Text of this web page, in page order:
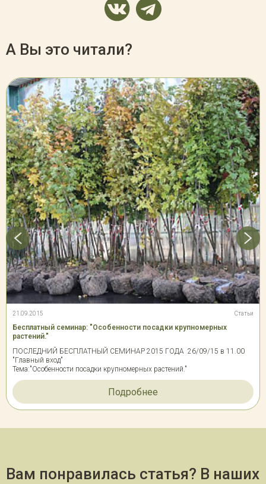
А Вы это читали?
21.09.2015 Статьи
Бесплатный семинар: "Особенности посадки крупномерных
растений."
ПОСЛЕДНИЙ БЕСПЛАТНЫЙ СЕМИНАР 2015 ГОДА 26/09/15 в 11.00
"Главный вход"
Тема:"Особенности посадки крупномерных растений."
Подробнее
Вам понравилась статья? В наших